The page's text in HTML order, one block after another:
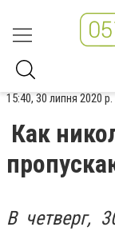
15:40, 30 липня 2020 р.
Как
В четверг,